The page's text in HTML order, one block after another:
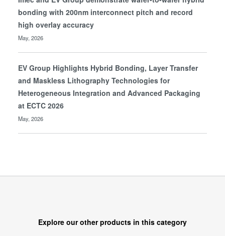
bonding with 200nm interconnect pitch and record
high overlay accuracy
May, 2026
EV Group Highlights Hybrid Bonding, Layer Transfer
and Maskless Lithography Technologies for
Heterogeneous Integration and Advanced Packaging
at ECTC 2026
May, 2026
Explore our other products in this category